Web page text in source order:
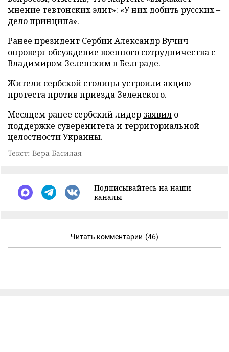
мнение тевтонских элит»: «У них добить русских –
дело принципа».
Ранее президент Сербии Александр Вучич
опроверг обсуждение военного сотрудничества с
Владимиром Зеленским в Белграде.
Жители сербской столицыустроили акцию
протеста против приезда Зеленского.
Месяцем ранее сербский лидер заявил о
поддержке суверенитета и территориальной
целостности Украины.
Текст: Вера Басилая
Подписывайтесь на наши
каналы
Читать комментарии (46)